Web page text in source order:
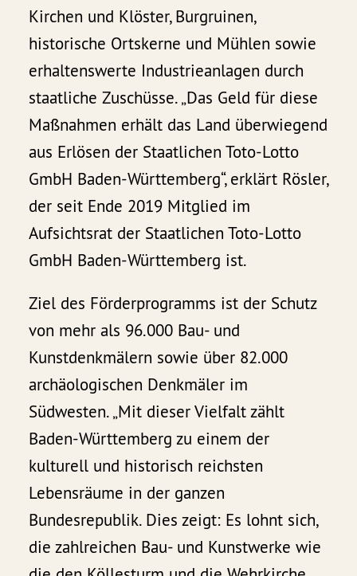
Kirchen und Klöster, Burgruinen,
historische Ortskerne und Mühlen sowie
erhaltenswerte Industrieanlagen durch
staatliche Zuschüsse. „Das Geld für diese
Maßnahmen erhält das Land überwiegend
aus Erlösen der Staatlichen Toto-Lotto
GmbH Baden-Württemberg“, erklärt Rösler,
der seit Ende 2019 Mitglied im
Aufsichtsrat der Staatlichen Toto-Lotto
GmbH Baden-Württemberg ist.
Ziel des Förderprogramms ist der Schutz
von mehr als 96.000 Bau- und
Kunstdenkmälern sowie über 82.000
archäologischen Denkmäler im
Südwesten. „Mit dieser Vielfalt zählt
Baden-Württemberg zu einem der
kulturell und historisch reichsten
Lebensräume in der ganzen
Bundesrepublik. Dies zeigt: Es lohnt sich,
die zahlreichen Bau- und Kunstwerke wie